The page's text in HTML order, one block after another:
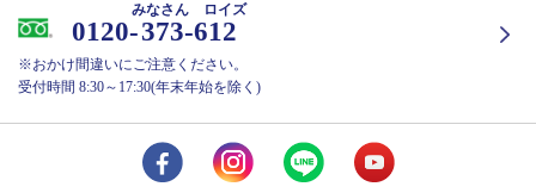
0120-373-612
みなさん ロイズ
※おかけ間違いにご注意ください。
受付時間 8:30～17:30(年末年始を除く)